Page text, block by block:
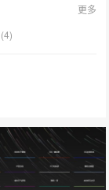
(4)
更多